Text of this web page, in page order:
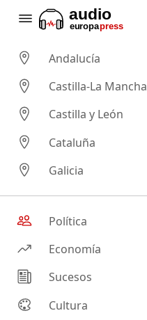
Andalucía
Castilla-La Mancha
Castilla y León
Cataluña
Galicia
Política
Economía
Sucesos
Cultura